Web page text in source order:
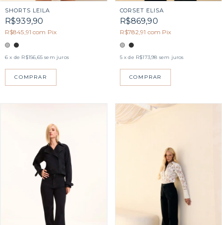
SHORTS LEILA
R$939,90
R$845,91com Pix
6 x de R$156,65 sem juros
COMPRAR
CORSET ELISA
R$869,90
R$782,91 com Pix
5 x de R$173,98 sem juros
COMPRAR